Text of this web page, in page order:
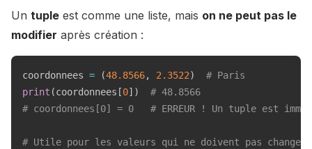
Un tuple est comme une liste, mais on ne peut pas le
modifier après création :
coordonnees = (48.8566, 2.3522)
# Paris
print (coordonnees [0] )
# 48.8566
# coordonnees[0] = 0   # ERREUR ! Un tuple est
# Utile pour les valeurs qui ne doivent pas changer